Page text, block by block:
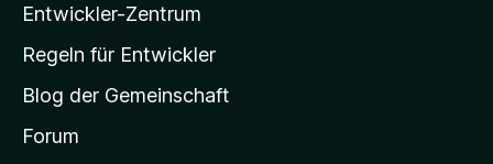
a
-
t
a
Entwickler-Zentrum
Regeln für Entwickler
Blog der Gemeinschaft
Forum